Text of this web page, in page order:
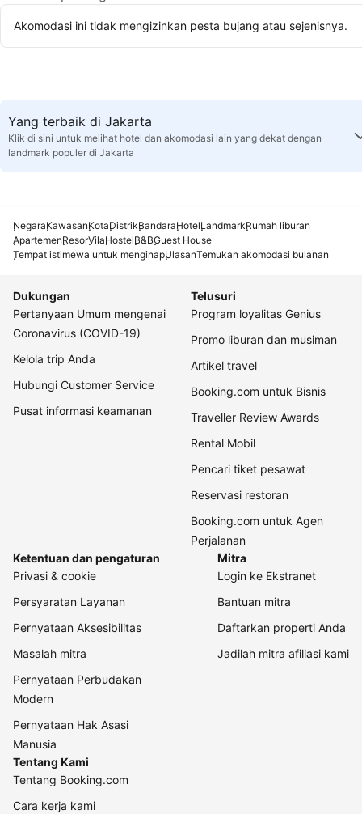
Akomodasi ini tidak mengizinkan pesta bujang atau sejenisnya.
Yang terbaik di Jakarta
Klik di sini untuk melihat hotel dan akomodasi lain yang dekat dengan
landmark populer di Jakarta
NegaraKawasanKotaDistrikBandaraHotelLandmarkRumah liburan
ApartemenResorVilaHostelB&BGuest House
Tempat istimewa untuk menginapUlasanTemukan akomodasi bulanan
Dukungan
Pertanyaan Umum mengenai
Coronavirus (COVID-19)
Kelola trip Anda
Hubungi Customer Service
Pusat informasi keamanan
Telusuri
Program loyalitas Genius
Promo liburan dan musiman
Artikel travel
Booking.com untuk Bisnis
Traveller Review Awards
Rental Mobil
Pencari tiket pesawat
Reservasi restoran
Booking.com untuk Agen
Perjalanan
Ketentuan dan pengaturan
Privasi & cookie
Persyaratan Layanan
Pernyataan Aksesibilitas
Masalah mitra
Pernyataan Perbudakan
Modern
Pernyataan Hak Asasi
Manusia
Mitra
Login ke Ekstranet
Bantuan mitra
Daftarkan properti Anda
Jadilah mitra afiliasi kami
Tentang Kami
Tentang Booking.com
Cara kerja kami